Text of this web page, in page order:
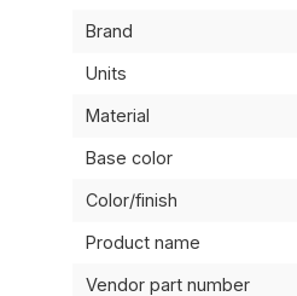
Brand
Units
Material
Base color
Color/finish
Product name
Vendor part number